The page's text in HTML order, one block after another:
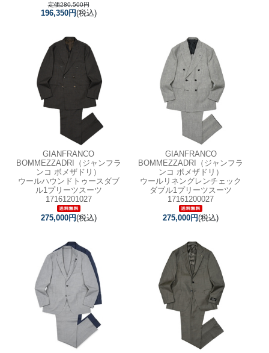
定価280,500円
196,350円(税込)
GIANFRANCO
BOMMEZZADRI（ジャンフラ
ンコ ボメザドリ）
ウールハウンドトゥースダブ
ル1プリーツスーツ
17161201027
275,000円(税込)
GIANFRANCO
BOMMEZZADRI（ジャンフラ
ンコ ボメザドリ）
ウールリネングレンチェック
ダブル1プリーツスーツ
17161200027
275,000円(税込)